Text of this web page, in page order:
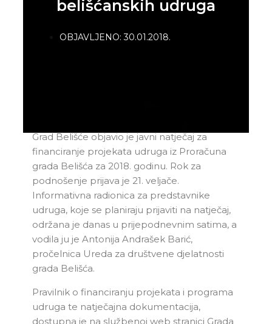
belišćanskih udruga
OBJAVLJENO: 30.01.2018.
Grad Belišće objavio je javni natječaj za
financiranje projekata udruga iz Proračuna
grada Belišća za 2018. godinu. Rok za
podnošenje prijava je 21. veljače.
Informativna radionica za predstavnike
udruga, koje se planiraju prijaviti na natječaj,
održana je danas u prijepodnevnim satima, a
vodila ju je Antonija Andrašek Barić,
pročelnica Ureda za društvene djelatnosti
grada Belišća.
Pravilnik o financiranju projekata i programa
udruga te natječajna dokumentacija,
dostupna je na službenoj web stranici Grada